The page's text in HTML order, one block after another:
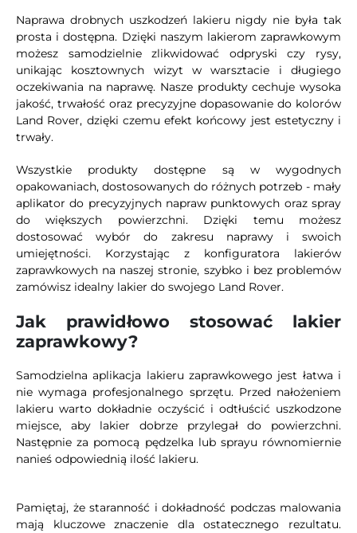
Naprawa drobnych uszkodzeń lakieru nigdy nie była tak
prosta i dostępna. Dzięki naszym lakierom zaprawkowym
możesz samodzielnie zlikwidować odpryski czy rysy,
unikając kosztownych wizyt w warsztacie i długiego
oczekiwania na naprawę. Nasze produkty cechuje wysoka
jakość, trwałość oraz precyzyjne dopasowanie do kolorów
Land Rover, dzięki czemu efekt końcowy jest estetyczny i
trwały.
Wszystkie produkty dostępne są w wygodnych
opakowaniach, dostosowanych do różnych potrzeb - mały
aplikator do precyzyjnych napraw punktowych oraz spray
do większych powierzchni. Dzięki temu możesz
dostosować wybór do zakresu naprawy i swoich
umiejętności. Korzystając z konfiguratora lakierów
zaprawkowych na naszej stronie, szybko i bez problemów
zamówisz idealny lakier do swojego Land Rover.
Jak prawidłowo stosować lakier
zaprawkowy?
Samodzielna aplikacja lakieru zaprawkowego jest łatwa i
nie wymaga profesjonalnego sprzętu. Przed nałożeniem
lakieru warto dokładnie oczyścić i odtłuścić uszkodzone
miejsce, aby lakier dobrze przylegał do powierzchni.
Następnie za pomocą pędzelka lub sprayu równomiernie
nanieś odpowiednią ilość lakieru.
Pamiętaj, że staranność i dokładność podczas malowania
mają kluczowe znaczenie dla ostatecznego rezultatu.